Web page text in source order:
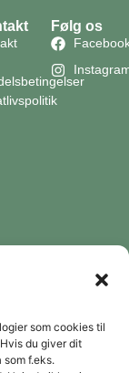
som cookies til
du giver dit
f.eks.
Følg os